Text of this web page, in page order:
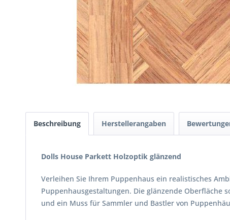
Beschreibung Herstellerangaben
Dolls House Parkett Holzoptik glänzend
Verleihen Sie Ihrem Puppenhaus ein realistisches
Puppenhausgestaltungen. Die glänzende Oberfläche
und ein Muss für Sammler und Bastler von